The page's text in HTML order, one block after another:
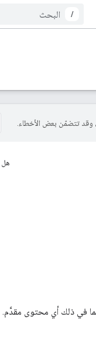
/
هل
بما في ذلك أي محتوى مقدَّم.